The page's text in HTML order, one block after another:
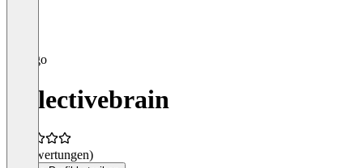
collectivebrain
(0 Bewertungen)